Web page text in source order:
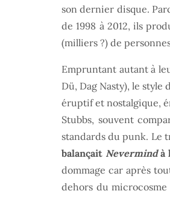
son dernier disque.
de 1998 à 2012, ils
(milliers ?) de
Empruntant autant à
Dü, Dag Nasty), le
éruptif et nostalgique,
Stubbs, souvent
standards du punk. Le
balançait Nevermindà
dommage car après
dehors du